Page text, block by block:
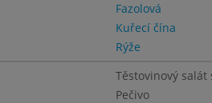
Fazolová
Kuřecí čína
Rýže
Těstovinový salát
Pečivo